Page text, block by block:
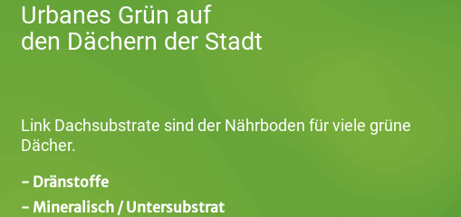
Urbanes Grün auf
den Dächern der Stadt
Link Dachsubstrate sind der Nährboden für viele grüne
Dächer.
- Dränstoffe
- Mineralisch / Untersubstrat